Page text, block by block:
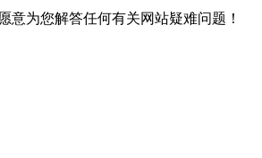
意为您解答任何有关网站疑难问题！